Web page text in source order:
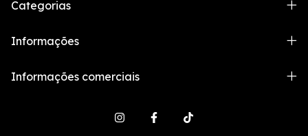
Categorias
Informações
Informações comerciais